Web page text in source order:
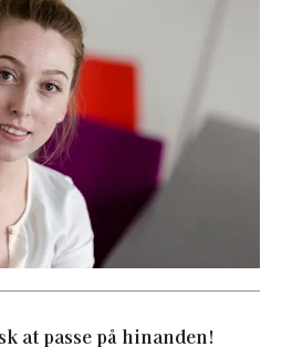
at passe på hinanden!